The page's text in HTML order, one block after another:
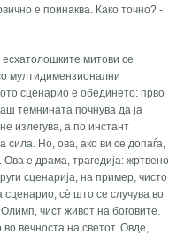
е поинаква. Како точно? -
есхатолошките митови се
мултидимензионални
сценарио е обединето: прво
темнината почнува да ја
излегува, а по инстант
Но, ова, ако ви се допаѓа,
Ова е драма, трагедија: жртвено
сценарија, на пример, чисто
сè што се случува во
чист живот на боговите.
вечноста на светот. Овде,